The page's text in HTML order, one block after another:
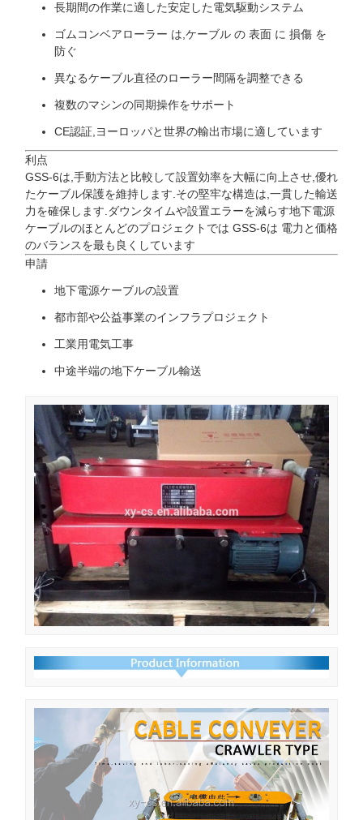
長期間の作業に適した安定した電気駆動システム
ゴムコンベアローラー は,ケーブル の 表面 に 損傷 を
防ぐ
異なるケーブル直径のローラー間隔を調整できる
複数のマシンの同期操作をサポート
CE認証,ヨーロッパと世界の輸出市場に適しています
利点
GSS-6は,手動方法と比較して設置効率を大幅に向上させ,優れ
たケーブル保護を維持します.その堅牢な構造は,一貫した輸送
力を確保します.ダウンタイムや設置エラーを減らす地下電源
ケーブルのほとんどのプロジェクトでは GSS-6は 電力と価格
のバランスを最も良くしています
申請
地下電源ケーブルの設置
都市部や公益事業のインフラプロジェクト
工業用電気工事
中途半端の地下ケーブル輸送